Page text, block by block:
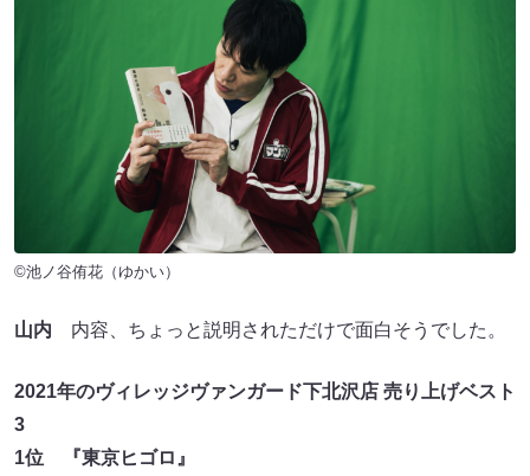
©池ノ谷侑花（ゆかい）
山内 内容、ちょっと説明されただけで面白そうでした。
2021年のヴィレッジヴァンガード下北沢店 売り上げベスト
3
1位 『東京ヒゴロ』